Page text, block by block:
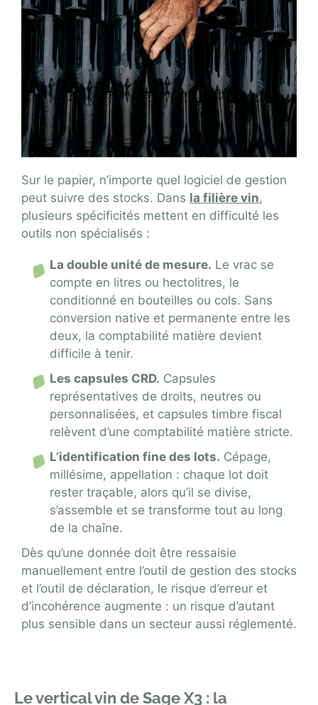
Sur le papier, n’importe quel logiciel de gestion
peut suivre des stocks. Dans la filière vin,
plusieurs spécificités mettent en difficulté les
outils non spécialisés :
La double unité de mesure. Le vrac se
compte en litres ou hectolitres, le
conditionné en bouteilles ou cols. Sans
conversion native et permanente entre les
deux, la comptabilité matière devient
difficile à tenir.
Les capsules CRD. Capsules
représentatives de droits, neutres ou
personnalisées, et capsules timbre fiscal
relèvent d’une comptabilité matière stricte.
L’identification fine des lots. Cépage,
millésime, appellation : chaque lot doit
rester traçable, alors qu’il se divise,
s’assemble et se transforme tout au long
de la chaîne.
Dès qu’une donnée doit être ressaisie
manuellement entre l’outil de gestion des stocks
et l’outil de déclaration, le risque d’erreur et
d’incohérence augmente : un risque d’autant
plus sensible dans un secteur aussi réglementé.
Le vertical vin de Sage X3 : la